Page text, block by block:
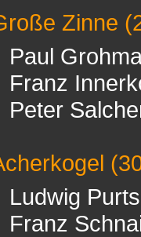
Zinne
Paul
Franz
Peter
Ludwig
Franz